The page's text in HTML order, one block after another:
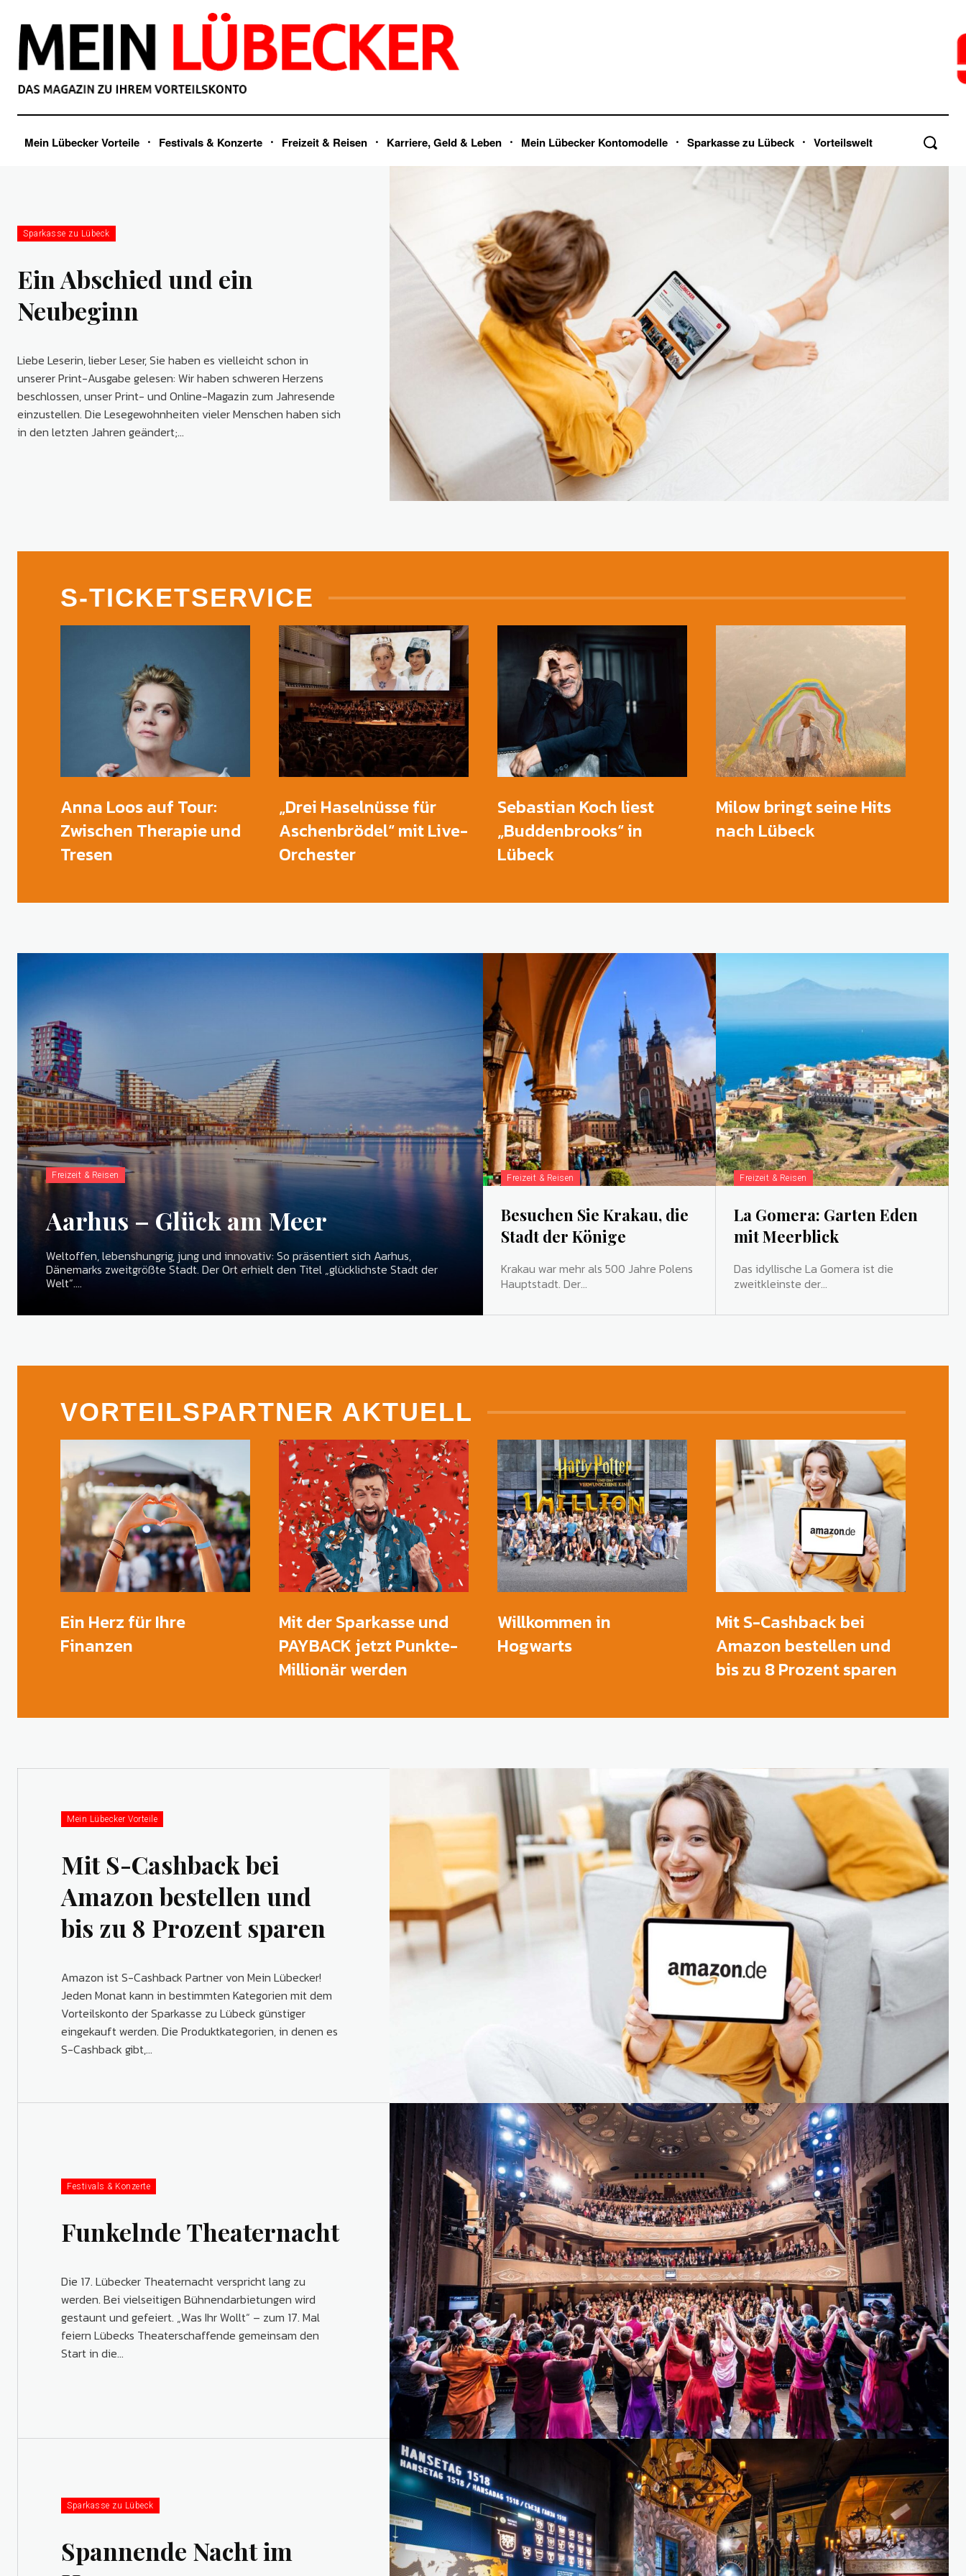
Mein Lübecker Vorteile Festivals & Konzerte Freizeit & Reisen Karriere, Geld & Leben Mein Lübecker Kontomodelle Sparkasse zu Lübeck Vorteilswelt
Sparkasse zu Lübeck
Ein Abschied und ein
Neubeginn
Liebe Leserin, lieber Leser, Sie haben es vielleicht schon in
unserer Print-Ausgabe gelesen: Wir haben schweren Herzens
beschlossen, unser Print- und Online-Magazin zum Jahresende
einzustellen. Die Lesegewohnheiten vieler Menschen haben sich
in den letzten Jahren geändert;...
S-TICKETSERVICE
Anna Loos auf Tour:
Zwischen Therapie und
Tresen
„Drei Haselnüsse für
Aschenbrödel“ mit Live-
Orchester
Sebastian Koch liest
„Buddenbrooks“ in
Lübeck
Milow bringt seine Hits
nach Lübeck
Freizeit & Reisen
Aarhus – Glück am Meer
Weltoffen, lebenshungrig, jung und innovativ: So präsentiert sich Aarhus,
Dänemarks zweitgrößte Stadt. Der Ort erhielt den Titel „glücklichste Stadt der
Welt“....
Freizeit & Reisen
Besuchen Sie Krakau, die
Stadt der Könige
Krakau war mehr als 500 Jahre Polens
Hauptstadt. Der...
Freizeit & Reisen
La Gomera: Garten Eden
mit Meerblick
Das idyllische La Gomera ist die
zweitkleinste der...
VORTEILSPARTNER AKTUELL
Ein Herz für Ihre
Finanzen
Mit der Sparkasse und
PAYBACK jetzt Punkte-
Millionär werden
Willkommen in
Hogwarts
Mit S-Cashback bei
Amazon bestellen und
bis zu 8 Prozent sparen
Mein Lübecker Vorteile
Mit S-Cashback bei
Amazon bestellen und
bis zu 8 Prozent sparen
Amazon ist S-Cashback Partner von Mein Lübecker!
Jeden Monat kann in bestimmten Kategorien mit dem
Vorteilskonto der Sparkasse zu Lübeck günstiger
eingekauft werden. Die Produktkategorien, in denen es
S-Cashback gibt,...
Festivals & Konzerte
Funkelnde Theaternacht
Die 17. Lübecker Theaternacht verspricht lang zu
werden. Bei vielseitigen Bühnendarbietungen wird
gestaunt und gefeiert. „Was Ihr Wollt“ – zum 17. Mal
feiern Lübecks ­Theaterschaffende gemeinsam den
Start in die...
Sparkasse zu Lübeck
Spannende Nacht im